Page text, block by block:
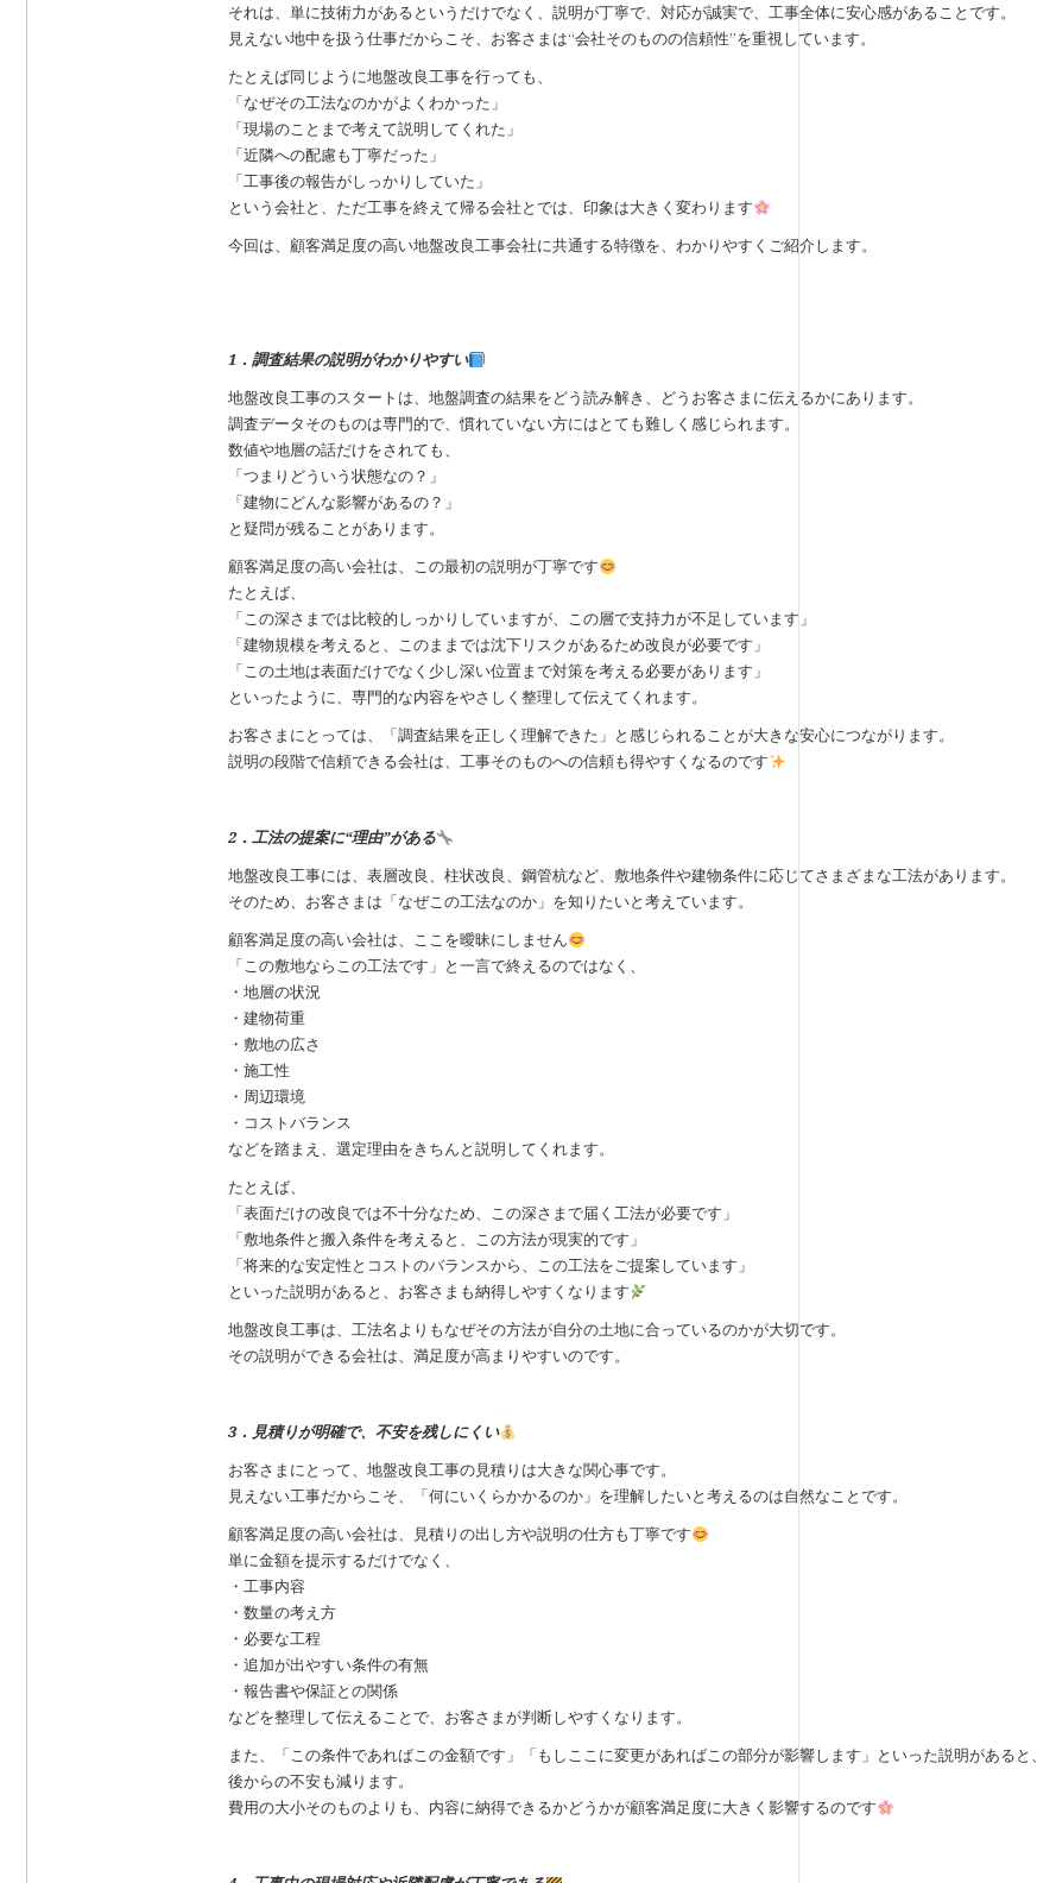
それは、単に技術力があるというだけでなく、説明が丁寧で、対応が誠実で、工事全体に安心感があることです。
見えない地中を扱う仕事だからこそ、お客さまは“会社そのものの信頼性”を重視しています。
たとえば同じように地盤改良工事を行っても、
「なぜその工法なのかがよくわかった」
「現場のことまで考えて説明してくれた」
「近隣への配慮も丁寧だった」
「工事後の報告がしっかりしていた」
という会社と、ただ工事を終えて帰る会社とでは、印象は大きく変わります
今回は、顧客満足度の高い地盤改良工事会社に共通する特徴を、わかりやすくご紹介します。
1．調査結果の説明がわかりやすい
地盤改良工事のスタートは、地盤調査の結果をどう読み解き、どうお客さまに伝えるかにあります。
調査データそのものは専門的で、慣れていない方にはとても難しく感じられます。
数値や地層の話だけをされても、
「つまりどういう状態なの？」
「建物にどんな影響があるの？」
と疑問が残ることがあります。
顧客満足度の高い会社は、この最初の説明が丁寧です
たとえば、
「この深さまでは比較的しっかりしていますが、この層で支持力が不足しています」
「建物規模を考えると、このままでは沈下リスクがあるため改良が必要です」
「この土地は表面だけでなく少し深い位置まで対策を考える必要があります」
といったように、専門的な内容をやさしく整理して伝えてくれます。
お客さまにとっては、「調査結果を正しく理解できた」と感じられることが大きな安心につながります。
説明の段階で信頼できる会社は、工事そのものへの信頼も得やすくなるのです
2．工法の提案に“理由”がある
地盤改良工事には、表層改良、柱状改良、鋼管杭など、敷地条件や建物条件に応じてさまざまな工法があります。
そのため、お客さまは「なぜこの工法なのか」を知りたいと考えています。
顧客満足度の高い会社は、ここを曖昧にしません
「この敷地ならこの工法です」と一言で終えるのではなく、
・地層の状況
・建物荷重
・敷地の広さ
・施工性
・周辺環境
・コストバランス
などを踏まえ、選定理由をきちんと説明してくれます。
たとえば、
「表面だけの改良では不十分なため、この深さまで届く工法が必要です」
「敷地条件と搬入条件を考えると、この方法が現実的です」
「将来的な安定性とコストのバランスから、この工法をご提案しています」
といった説明があると、お客さまも納得しやすくなります
地盤改良工事は、工法名よりもなぜその方法が自分の土地に合っているのかが大切です。
その説明ができる会社は、満足度が高まりやすいのです。
3．見積りが明確で、不安を残しにくい
お客さまにとって、地盤改良工事の見積りは大きな関心事です。
見えない工事だからこそ、「何にいくらかかるのか」を理解したいと考えるのは自然なことです。
顧客満足度の高い会社は、見積りの出し方や説明の仕方も丁寧です
単に金額を提示するだけでなく、
・工事内容
・数量の考え方
・必要な工程
・追加が出やすい条件の有無
・報告書や保証との関係
などを整理して伝えることで、お客さまが判断しやすくなります。
また、「この条件であればこの金額です」「もしここに変更があればこの部分が影響します」といった説明があると、
後からの不安も減ります。
費用の大小そのものよりも、内容に納得できるかどうかが顧客満足度に大きく影響するのです